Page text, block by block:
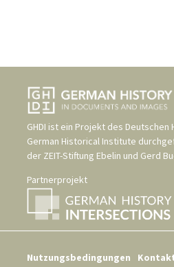
GHDI ist ein Projekt des Deutschen
German Historical Institute
der ZEIT-Stiftung Ebelin und Gerd
Partnerprojekt
Nutzungsbedingungen